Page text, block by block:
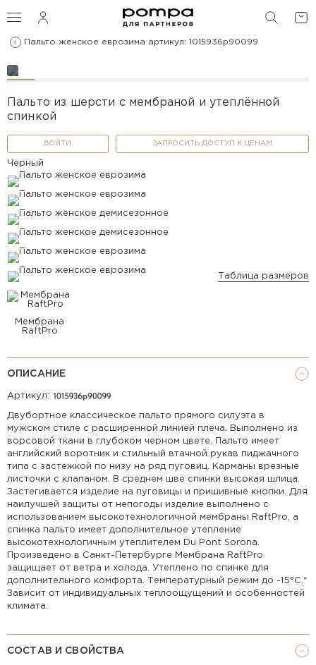
Пальто женское еврозима артикул: 1015936p90099
Пальто из шерсти с мембраной и утеплённой
спинкой
ВОЙТИ ЗАПРОСИТЬ ДОСТУП К ЦЕНАМ
Черный
Таблица размеров
Мембрана
RaftPro
ОПИСАНИЕ
Артикул:
Двубортное классическое пальто прямого силуэта в
мужском стиле с расширенной линией плеча. Выполнено из
ворсовой ткани в глубоком черном цвете. Пальто имеет
английский воротник и стильный втачной рукав пиджачного
типа с застежкой по низу на ряд пуговиц. Карманы врезные
листочки с клапаном. В среднем шве спинки высокая шлица.
Застегивается изделие на пуговицы и пришивные кнопки. Для
наилучшей защиты от непогоды изделие выполнено с
использованием высокотехнологичной мембраны RaftPro, а
спинка пальто имеет дополнительное утепление
высокотехнологичным утеплителем Du Pont Sorona.
Произведено в Санкт-Петербурге Мембрана RaftPro
защищает от ветра и холода. Утеплено по спинке для
дополнительного комфорта. Температурный режим до -15°C.*
Зависит от индивидуальных теплоощущений и особенностей
климата.
СОСТАВ И СВОЙСТВА